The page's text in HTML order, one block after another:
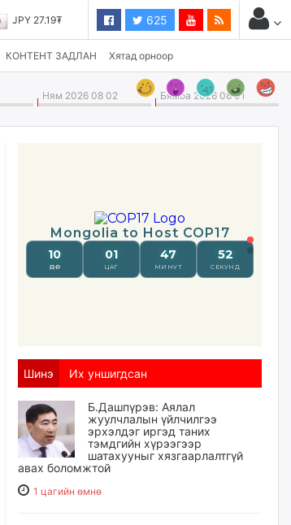
JPY 27.19₮ 625
КОНТЕНТ ЗАДЛАН Хятад орноор
Ням 2026 08 02 Бямба 2026 08 01
Шинэ Их уншигдсан
Б.Дашпүрэв: Аялал
жуулчлалын үйлчилгээ
эрхэлдэг иргэд таних
тэмдгийн хүрээгээр
шатахууныг хязгаарлалтгүй
авах боломжтой
1 цагийн өмнө